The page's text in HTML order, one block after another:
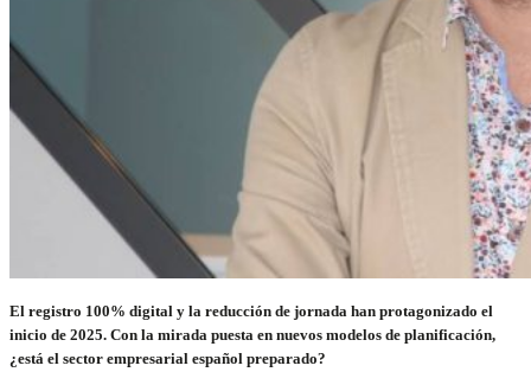
El registro 100% digital y la reducción de jornada han protagonizado el
inicio de 2025. Con la mirada puesta en nuevos modelos de planificación,
¿está el sector empresarial español preparado?